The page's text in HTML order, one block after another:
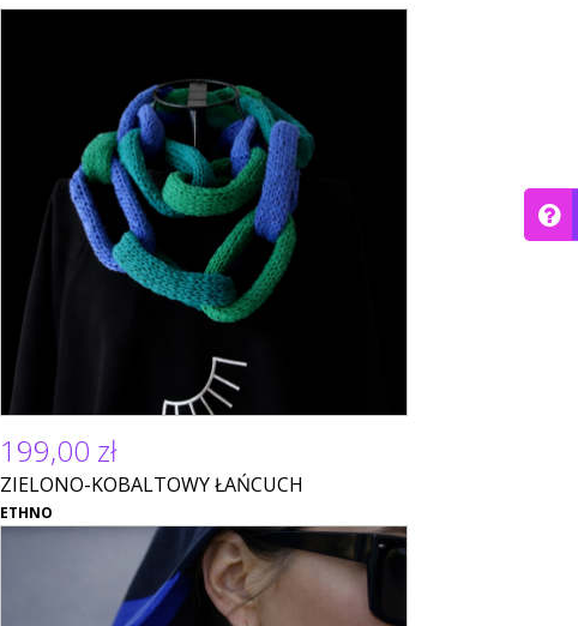
199,00 zł
ZIELONO-KOBALTOWY ŁAŃCUCH
ETHNO